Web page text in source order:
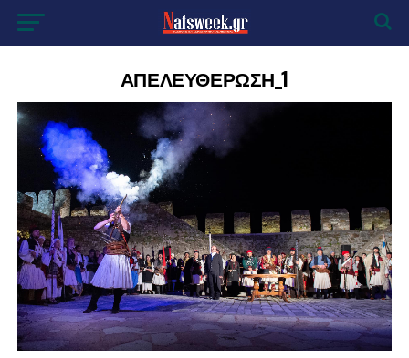
ΑΠΕΛΕΥΘΕΡΩΣΗ_1